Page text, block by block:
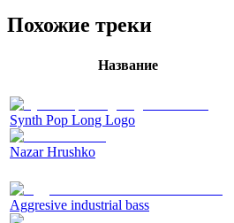
Похожие треки
Название
Synth Pop Long Logo
Nazar Hrushko
Aggresive industrial bass